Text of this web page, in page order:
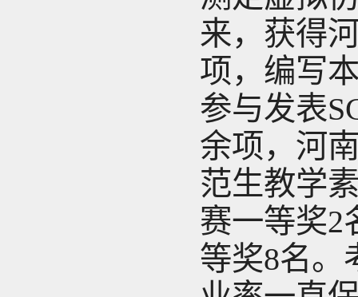
来，获得
项，编写
参与发表
余项，河
范生教学
赛一等奖2
等奖8名。